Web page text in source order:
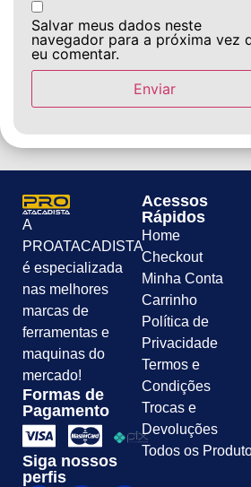
Salvar meus dados neste
navegador para a próxima vez
eu comentar.
A
PROATACADISTA
é especializada
nas melhores
marcas de
ferramentas e
maquinas do
mercado!
Formas de
Pagamento
Siga nossos
perfis
Acessos
Rápidos
Home
Checkout
Minha Conta
Carrinho
Política de
Privacidade
Termos e
Condições
Trocas e
Devoluções
Todos os